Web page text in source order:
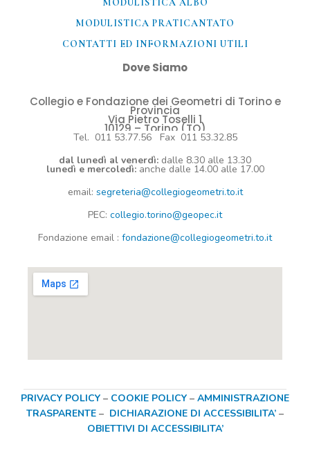
MODULISTICA ALBO
MODULISTICA PRATICANTATO
CONTATTI ED INFORMAZIONI UTILI​
Dove Siamo
Collegio e Fondazione dei Geometri di Torino e
Provincia
Via Pietro Toselli 1
10129 – Torino (TO)
Tel. 011 53.77.56 Fax 011 53.32.85
dal lunedì al venerdì: dalle 8.30 alle 13.30
lunedì e mercoledì: anche dalle 14.00 alle 17.00
email: segreteria@collegiogeometri.to.it
PEC: collegio.torino@geopec.it
Fondazione email : fondazione@collegiogeometri.to.it
PRIVACY POLICY – COOKIE POLICY – AMMINISTRAZIONE
TRASPARENTE – DICHIARAZIONE DI ACCESSIBILITA’ –
OBIETTIVI DI ACCESSIBILITA’